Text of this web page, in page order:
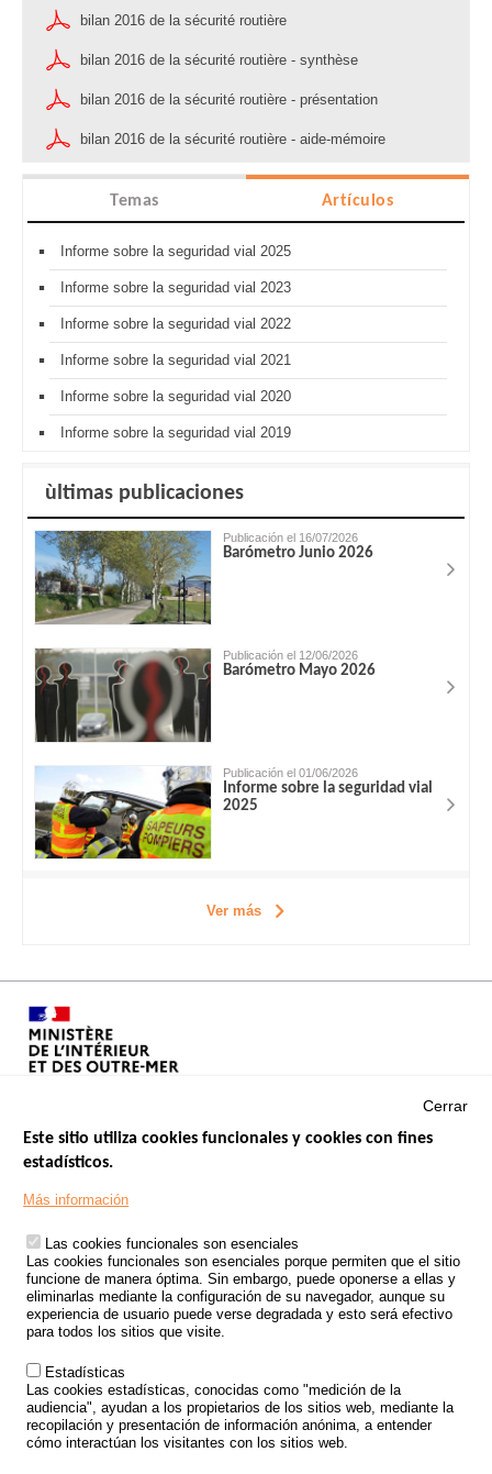
bilan 2016 de la sécurité routière
bilan 2016 de la sécurité routière - synthèse
bilan 2016 de la sécurité routière - présentation
bilan 2016 de la sécurité routière - aide-mémoire
Temas Artículos
Informe sobre la seguridad vial 2025
Informe sobre la seguridad vial 2023
Informe sobre la seguridad vial 2022
Informe sobre la seguridad vial 2021
Informe sobre la seguridad vial 2020
Informe sobre la seguridad vial 2019
ùltimas publicaciones
Publicación el 16/07/2026
Barómetro Junio 2026
Publicación el 12/06/2026
Barómetro Mayo 2026
Publicación el 01/06/2026
Informe sobre la seguridad vial
2025
Ver más
Footer
TRATAMIENTO DE DATOS PERSONALES PROCEDENTES DE
ACCIDENTES DE TRÁFICO
ESTUDIOS
CONVOCATORIA DE PROYECTOS DE ESTUDIOS
POLÍTICA DE SEGURIDAD VIAL
Outils
EVENTOS
Cerrar
Este sitio utiliza cookies funcionales y cookies con fines
estadísticos.
Más información
Las cookies funcionales son esenciales
Las cookies funcionales son esenciales porque permiten que el sitio
funcione de manera óptima. Sin embargo, puede oponerse a ellas y
eliminarlas mediante la configuración de su navegador, aunque su
experiencia de usuario puede verse degradada y esto será efectivo
para todos los sitios que visite.
Estadísticas
Las cookies estadísticas, conocidas como "medición de la
audiencia", ayudan a los propietarios de los sitios web, mediante la
recopilación y presentación de información anónima, a entender
cómo interactúan los visitantes con los sitios web.